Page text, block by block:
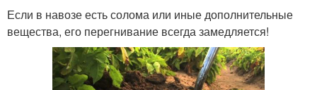
Если в навозе есть солома или иные дополнительные
вещества, его перегнивание всегда замедляется!